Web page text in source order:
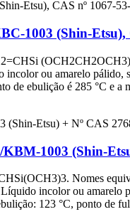
1003 (Shin-
ou amarelo
de ebulição é 285 °C e
1003 (Shin-
Nomes
incolor ou
123 °C, ponto de